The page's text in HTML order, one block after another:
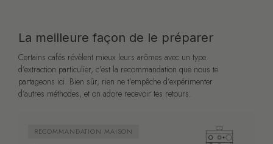
La meilleure façon de le préparer
Certains cafés révèlent mieux leurs arômes avec un type
d’extraction particulier, c’est la recommandation que nous te
partageons ici. Bien sûr, rien ne t’empêche d’expérimenter
d’autres méthodes, et on adore recevoir tes retours.
RECOMMANDATION MAISON